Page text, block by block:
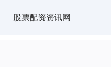
股票配资资讯网